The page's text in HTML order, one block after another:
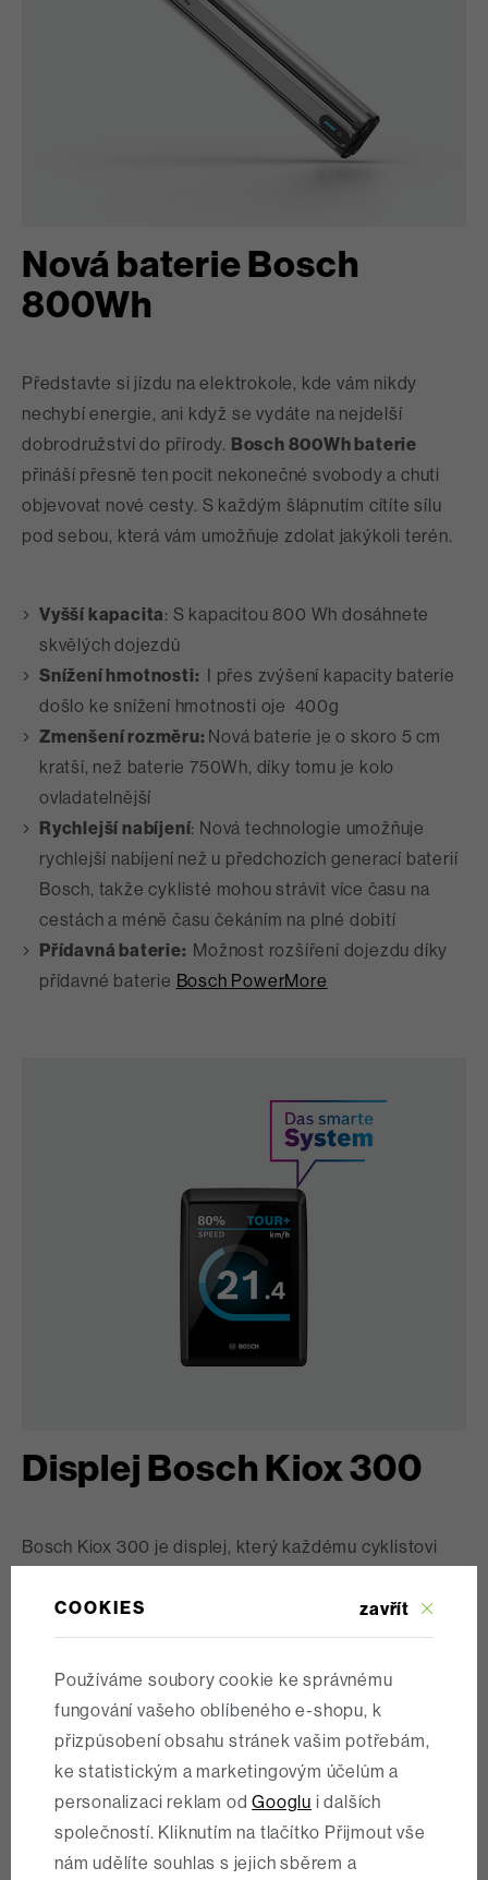
Nová baterie Bosch
800Wh
Představte si jízdu na elektrokole, kde vám nikdy
nechybí energie, ani když se vydáte na nejdelší
dobrodružství do přírody. Bosch 800Wh baterie
přináší přesně ten pocit nekonečné svobody a chuti
objevovat nové cesty. S každým šlápnutím cítíte sílu
pod sebou, která vám umožňuje zdolat jakýkoli terén.
Vyšší kapacita: S kapacitou 800 Wh dosáhnete
skvělých dojezdů
Snížení hmotnosti:
I přes zvýšení kapacity baterie
došlo ke snížení hmotnosti oje 400g
Zmenšení rozměru: Nová baterie je o skoro 5 cm
kratší, než baterie 750Wh, díky tomu je kolo
ovladatelnější
Rychlejší nabíjení: Nová technologie umožňuje
rychlejší nabíjení než u předchozích generací baterií
Bosch, takže cyklisté mohou strávit více času na
cestách a méně času čekáním na plné dobití
Přídavná baterie: Možnost rozšíření dojezdu díky
přídavné baterie Bosch PowerMore
Displej Bosch Kiox 300
Bosch Kiox 300 je displej, který každému cyklistovi
Mezi jeho hlavní přednosti patří:
displeji uvidíte všechny údaje i na přímém slunci, což
vám dodá jistotu v jakýchkoli podmínkách.
Kompaktní a odolný design: Robustní konstrukce,
která vydrží i náročné terény, vám umožní jezdit s
důvěrou a beze strachu o poškození displeje.
Pokročilá navigace: S integrovanou funkcí navigace
nikdy neztratíte směr a užijete si svobodu
COOKIES zavřít
Používáme soubory cookie ke správnému
fungování vašeho oblíbeného e-shopu, k
přizpůsobení obsahu stránek vašim potřebám,
ke statistickým a marketingovým účelům a
personalizaci reklam odGooglu i dalších
společností. Kliknutím na tlačítko Přijmout vše
nám udělíte souhlas s jejich sběrem a